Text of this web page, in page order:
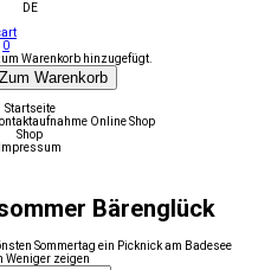
DE
0
Warenkorb hinzugefügt.
Zum Warenkorb
Startseite
Online Shop
Shop
Impressum
Bärenglück
Sommertag ein Picknick am Badesee
Weniger zeigen